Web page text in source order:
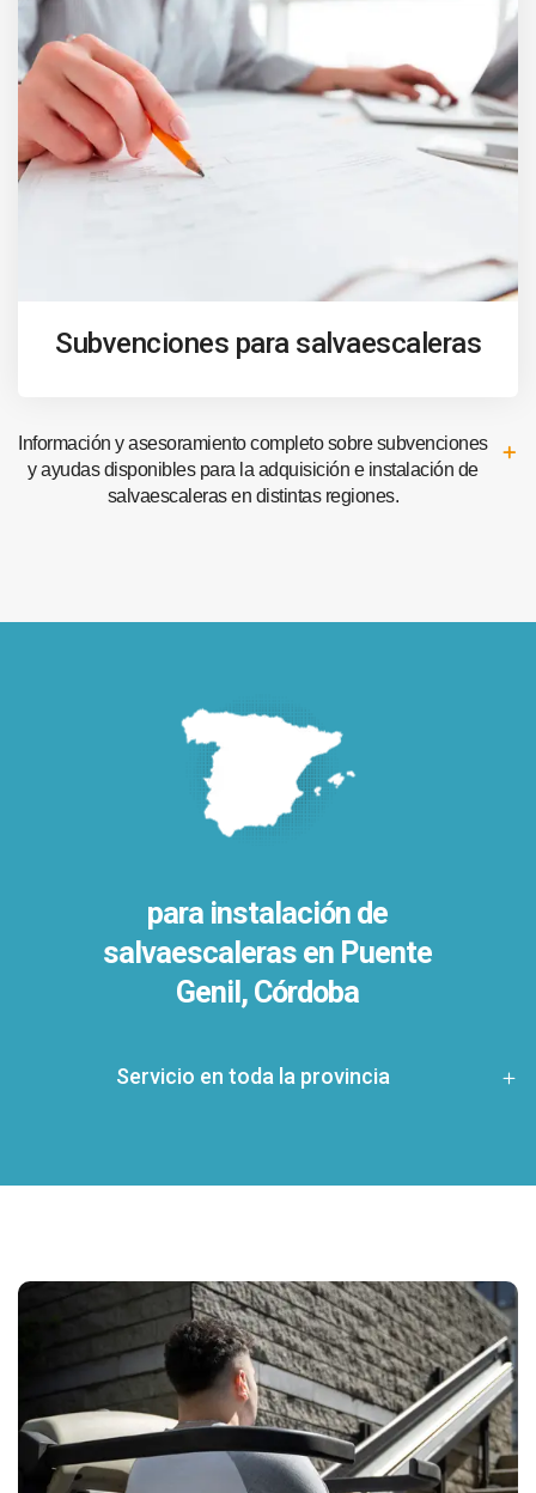
Subvenciones para salvaescaleras
Información y asesoramiento completo sobre subvenciones
y ayudas disponibles para la adquisición e instalación de
salvaescaleras en distintas regiones.
para instalación de
salvaescaleras en Puente
Genil, Córdoba
Servicio en toda la provincia